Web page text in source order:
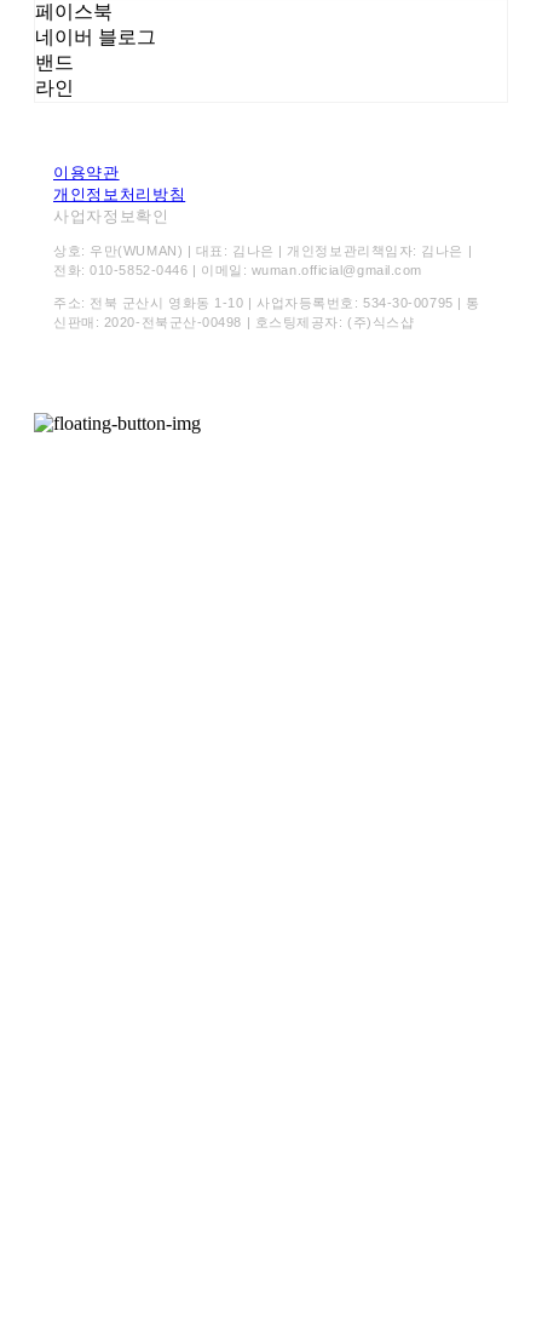
페이스북
네이버 블로그
밴드
라인
이용약관
개인정보처리방침
사업자정보확인
상호: 우만(WUMAN) | 대표: 김나은 | 개인정보관리책임자: 김나은 |
전화: 010-5852-0446 | 이메일: wuman.official@gmail.com
주소: 전북 군산시 영화동 1-10 | 사업자등록번호:534-30-00795 | 통
신판매: 2020-전북군산-00498 | 호스팅제공자: (주)식스샵